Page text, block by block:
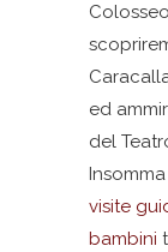
ed
del
visite
bambini